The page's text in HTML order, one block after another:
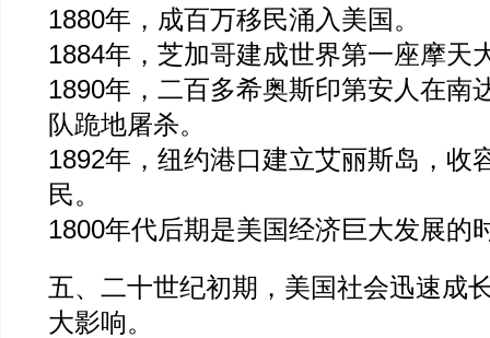
1880年，成百万移民涌入美国。
1884年，芝加哥建成世界第一座摩天
1890年，二百多希奥斯印第安人在南
队跪地屠杀。
1892年，纽约港口建立艾丽斯岛，收
民。
1800年代后期是美国经济巨大发展的
五、二十世纪初期，美国社会迅速成
大影响。